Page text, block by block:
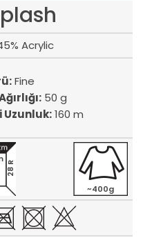
Acrylic
Fine
50 g
Uzunluk:160 m
28 R
~400g